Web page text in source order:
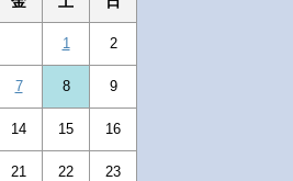
1 2
7 8 9
14 15 16
21 22 23